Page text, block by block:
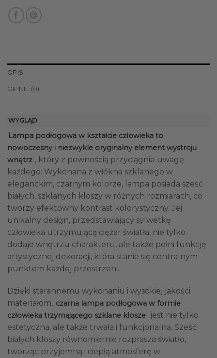
OPIS
OPINIE (0)
WYGLĄD
Lampa podłogowa w kształcie człowieka to
nowoczesny i niezwykle oryginalny element wystroju
wnętrz , który z pewnością przyciągnie uwagę
każdego. Wykonana z włókna szklanego w
eleganckim, czarnym kolorze, lampa posiada sześć
białych, szklanych kloszy w różnych rozmiarach, co
tworzy efektowny kontrast kolorystyczny. Jej
unikalny design, przedstawiający sylwetkę
człowieka utrzymującą ciężar światła, nie tylko
dodaje wnętrzu charakteru, ale także pełni funkcję
artystycznej dekoracji, która stanie się centralnym
punktem każdej przestrzeni.
Dzięki starannemu wykonaniu i wysokiej jakości
materiałom, czarna lampa podłogowa w formie
człowieka trzymającego szklane klosze
jest nie tylko
estetyczna, ale także trwała i funkcjonalna. Sześć
białych kloszy równomiernie rozprasza światło,
tworząc przyjemną i ciepłą atmosferę w